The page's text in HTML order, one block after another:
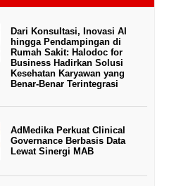
Dari Konsultasi, Inovasi AI
hingga Pendampingan di
Rumah Sakit: Halodoc for
Business Hadirkan Solusi
Kesehatan Karyawan yang
Benar-Benar Terintegrasi
AdMedika Perkuat Clinical
Governance Berbasis Data
Lewat Sinergi MAB